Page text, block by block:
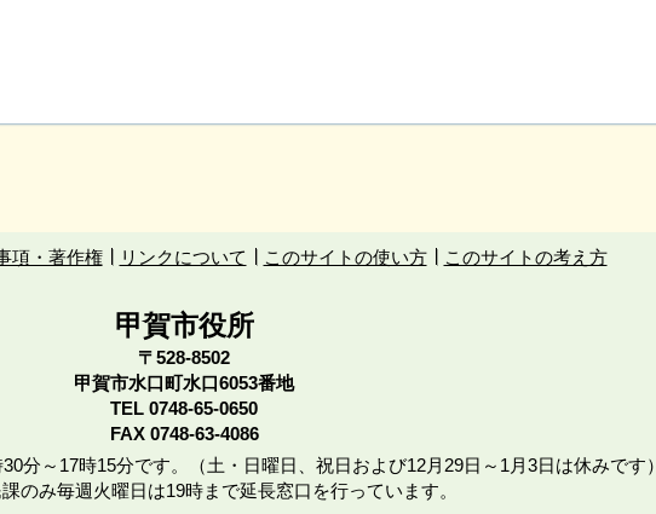
項・著作権 リンクについて このサイトの使い方 このサイトの考え方
甲賀市役所
〒528-8502
甲賀市水口町水口6053番地
TEL 0748-65-0650
FAX 0748-63-4086
分～17時15分です。（土・日曜日、祝日および12月29日～1月3日は休みです）
のみ毎週火曜日は19時まで延長窓口を行っています。